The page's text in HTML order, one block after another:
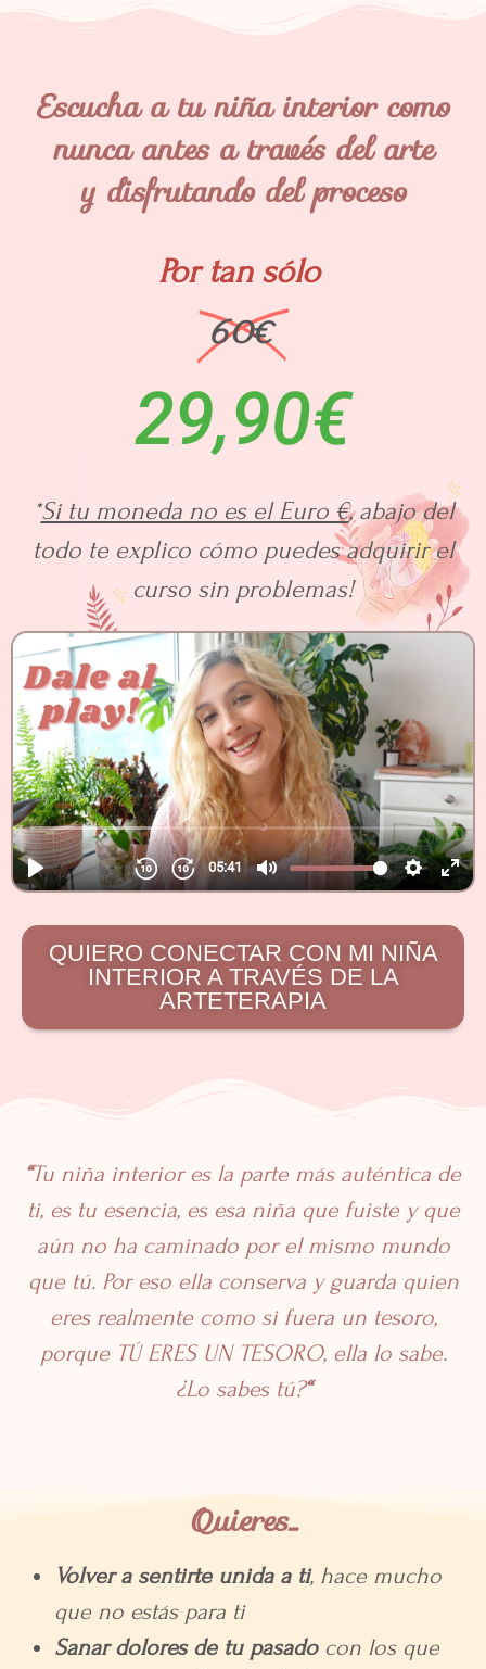
Escucha a tu niña interior como
nunca antes a través del arte
y disfrutando del proceso
Por tan sólo
60€
29,90€
*Si tu moneda no es el Euro €, abajo del
todo te explico cómo puedes adquirir el
curso sin problemas!
QUIERO CONECTAR CON MI NIÑA
INTERIOR A TRAVÉS DE LA
ARTETERAPIA
“Tu niña interior es la parte más auténtica de
ti, es tu esencia, es esa niña que fuiste y que
aún no ha caminado por el mismo mundo
que tú. Por eso ella conserva y guarda quien
eres realmente como si fuera un tesoro,
porque TÚ ERES UN TESORO, ella lo sabe.
¿Lo sabes tú?“
Quieres...
Volver a sentirte unida a ti, hace mucho
que no estás para ti
Sanar dolores de tu pasadocon los que